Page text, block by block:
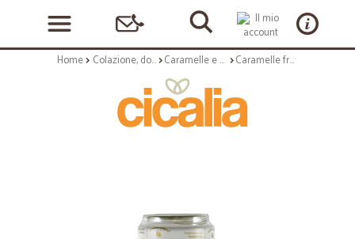
Home Colazione, dolciumi e snack Caramelle e chewing gum Caramelle frutta vaso vetro - gr.300